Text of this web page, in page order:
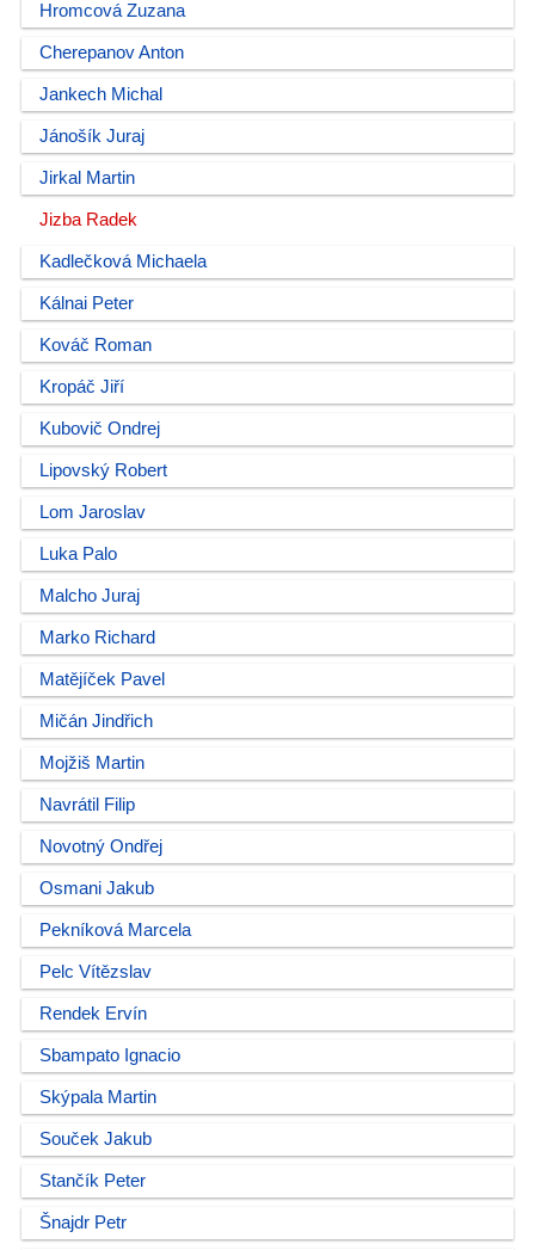
Hromcová Zuzana
Cherepanov Anton
Jankech Michal
Jánošík Juraj
Jirkal Martin
Jizba Radek
Kadlečková Michaela
Kálnai Peter
Kováč Roman
Kropáč Jiří
Kubovič Ondrej
Lipovský Robert
Lom Jaroslav
Luka Palo
Malcho Juraj
Marko Richard
Matějíček Pavel
Mičán Jindřich
Mojžiš Martin
Navrátil Filip
Novotný Ondřej
Osmani Jakub
Pekníková Marcela
Pelc Vítězslav
Rendek Ervín
Sbampato Ignacio
Skýpala Martin
Souček Jakub
Stančík Peter
Šnajdr Petr